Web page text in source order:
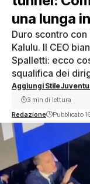
una lunga
Duro scontro
Kalulu. Il CEO
Spalletti: ecco
squalifica dei
Aggiungi
Redazione Pubblicato
3 min di lettura